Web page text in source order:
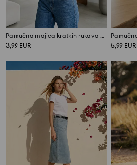
Pamučna majica kratkih rukava s džepom
3,99 EUR 5,99 EUR